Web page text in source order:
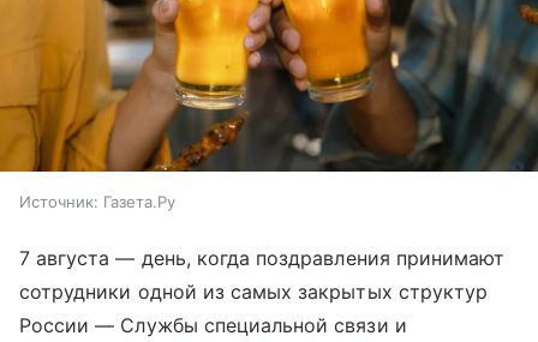
Источник: Газета.Ру
7 августа — день, когда поздравления принимают
сотрудники одной из самых закрытых структур
России — Службы специальной связи и